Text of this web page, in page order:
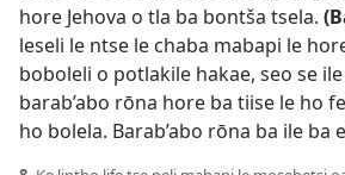
hore Jehova o tla ba bontša tsela.
leseli le ntse le chaba mabapi le
boboleli o potlakile hakae, seo se
barab’abo rōna hore ba tiise le ho
ho bolela. Barab’abo rōna ba ile ba